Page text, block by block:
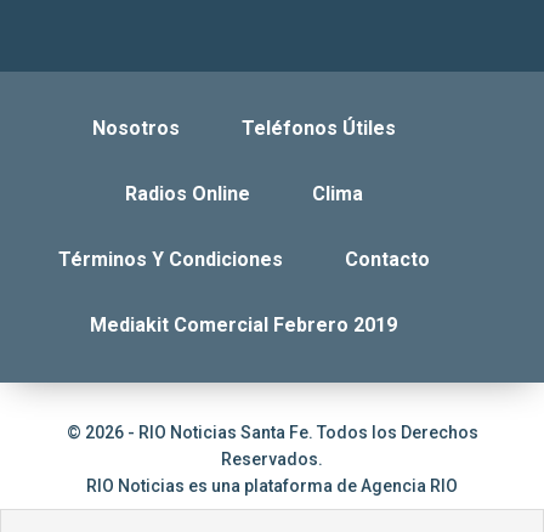
Nosotros Teléfonos Útiles
Radios Online Clima
Términos Y Condiciones Contacto
Mediakit Comercial Febrero 2019
© 2026 - RIO Noticias Santa Fe. Todos los Derechos
Reservados.
RIO Noticias es una plataforma deAgencia RIO